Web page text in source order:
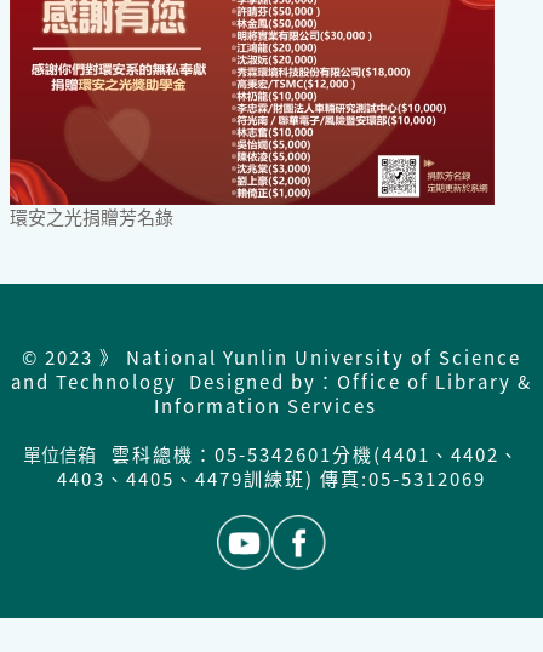
環安之光捐贈芳名錄
© 2023 》 National Yunlin University of Science
and Technology Designed by：Office of Library &
Information Services
單位信箱
雲科總機：05-5342601分機(4401、4402、
4403、4405、4479訓練班) 傳真:05-5312069